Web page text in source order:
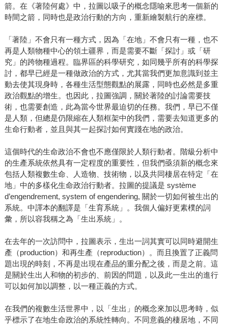
箭。在《著陸何處》中，拉圖以吸子的概念隱喻來思考一個新的
時間之箭，同時也是政治行動的方向，重新繪製航行的座標。
「著陸」不會只有一種方式，因為「在地」不會只有一種，也不
再是人類物種中心的領土疆界，而是需要不斷「探討」或「研
究」的跨物種過程。臨界區的科學研究，如同幾乎所有的科學探
討，都早已經是一種做政治的方式，尤其當我們更加意識到並主
動去使其現身時，各種生活型態觀點的展露，同時也必然是多重
政治觀點的增生。也因此，拉圖強調，關於著陸的討論需要技
術，也需要創造，此為當今世界最迫切的任務。我們，早已不僅
是人類，但總是仍限縮在人類框架中的我們，需要去知道更多的
生命行動者，並且與其一起探討如何實踐在地的政治。
這個時代的生命政治不會也不應僅限於人類行動者。階級分析中
的生產系統依然具有一定程度的重要性，但我們亟須新的概念來
包括人類複數生命、人造物、技術物，以及共同棲居在特定「在
地」中的多樣化生命政治行動者。拉圖的提議是 système
d’engendrement, system of engendering, 關於一切如何被生出的
系統。中譯本的翻譯是「生育系統」。我個人偏好更素樸的詞
彙，所以容我稱之為「生出系統」。
在去年的一次訪問中，拉圖表示，生出一詞其實可以同時避開生
產（production）和再生產（reproduction）。而且換置了正義問
題出現的時刻，不再是出現在產品的重分配之後，而是之前。這
是關於生出人和物的初步的、前因的問題，以及此一生出的進行
可以如何加以調整，以一種正義的方式。
在我們的複數生活世界中，以「生出」的概念來加以思考時，似
乎標示了在地生命政治的系統性轉向。不同意義的棲居地，不同